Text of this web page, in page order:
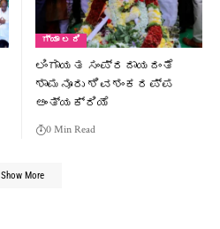
ಗ್ಯಾ ಲರಿ
ಲಿಂಗಾಯತ ಸಂಪ್ರದಾಯದಂತೆ
ಶಾಮನೂರು ಶಿವಶಂಕರಪ್ಪ
ಅಂತ್ಯಕ್ರಿಯೆ
0 Min Read
Show More